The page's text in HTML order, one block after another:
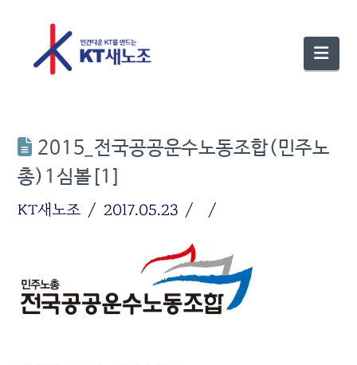
2015_전국공공운수노동조합(민주노
총)1심볼[1]
KT새노조 2017.05.23